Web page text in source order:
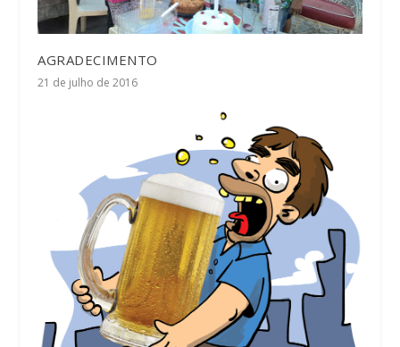
AGRADECIMENTO
21 de julho de 2016